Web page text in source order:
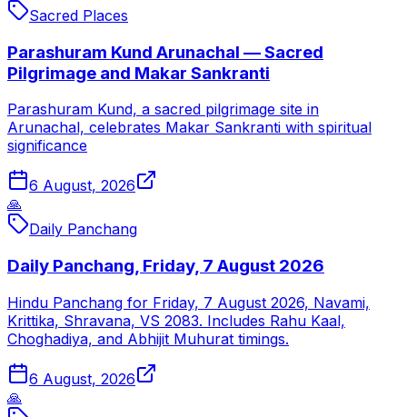
Sacred Places
Parashuram Kund Arunachal — Sacred
Pilgrimage and Makar Sankranti
Parashuram Kund, a sacred pilgrimage site in
Arunachal, celebrates Makar Sankranti with spiritual
significance
6 August, 2026
🙏
Daily Panchang
Daily Panchang, Friday, 7 August 2026
Hindu Panchang for Friday, 7 August 2026, Navami,
Krittika, Shravana, VS 2083. Includes Rahu Kaal,
Choghadiya, and Abhijit Muhurat timings.
6 August, 2026
🙏